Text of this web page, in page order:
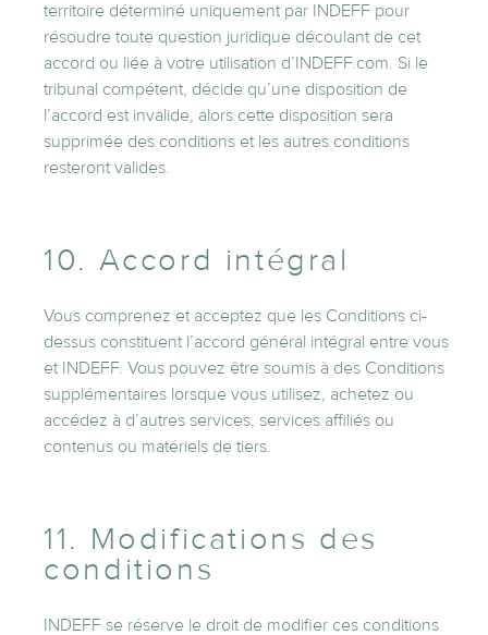
territoire déterminé uniquement par INDEFF pour
résoudre toute question juridique découlant de cet
accord ou liée à votre utilisation d’INDEFF.com. Si le
tribunal compétent, décide qu’une disposition de
l’accord est invalide, alors cette disposition sera
supprimée des conditions et les autres conditions
resteront valides.
10. Accord intégral
Vous comprenez et acceptez que les Conditions ci-
dessus constituent l’accord général intégral entre vous
et INDEFF. Vous pouvez être soumis à des Conditions
supplémentaires lorsque vous utilisez, achetez ou
accédez à d’autres services, services affiliés ou
contenus ou matériels de tiers.
11. Modifications des
conditions
INDEFF se réserve le droit de modifier ces conditions